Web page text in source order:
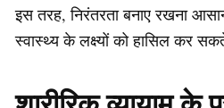
इस तरह, निरंतरता बनाए रखना
स्वास्थ्य के लक्ष्यों को हासिल कर